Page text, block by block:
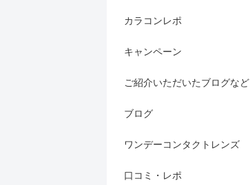
カラコンレポ
キャンペーン
ご紹介いただいたブログなど
ブログ
ワンデーコンタクトレンズ
口コミ・レポ